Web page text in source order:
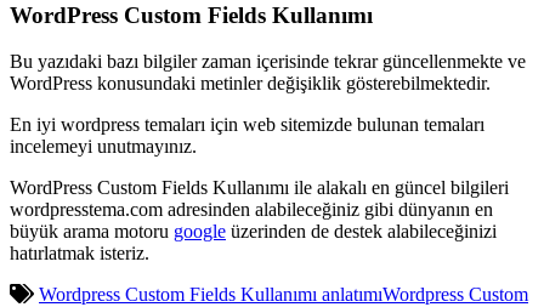
WordPress Custom Fields Kullanımı
Bu yazıdaki bazı bilgiler zaman içerisinde tekrar güncellenmekte ve
WordPress konusundaki metinler değişiklik gösterebilmektedir.
En iyi wordpress temaları için web sitemizde bulunan temaları
incelemeyi unutmayınız.
WordPress Custom Fields Kullanımı ile alakalı en güncel bilgileri
wordpresstema.com adresinden alabileceğiniz gibi dünyanın en
büyük arama motoru google üzerinden de destek alabileceğinizi
hatırlatmak isteriz.
Wordpress Custom Fields Kullanımı anlatımıWordpress Custom